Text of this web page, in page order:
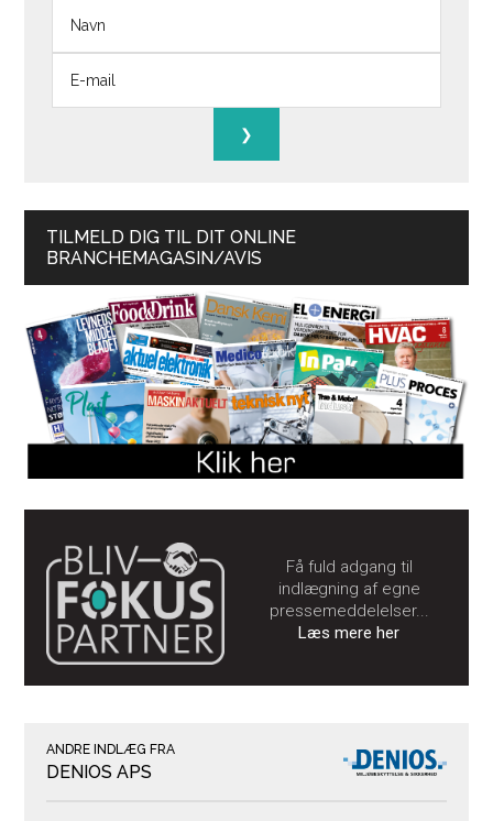
TILMELD DIG TIL DIT ONLINE
BRANCHEMAGASIN/AVIS
Få fuld adgang til
indlægning af egne
pressemeddelelser...
Læs mere her
ANDRE INDLÆG FRA
DENIOS APS